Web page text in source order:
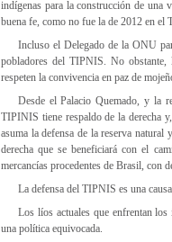
indígenas para la construcción de una
buena fe, como no fue la de 2012 en el
Incluso el Delegado de la ONU
pobladores del TIPNIS. No obstante,
respeten la convivencia en paz de
Desde el Palacio Quemado, y la
TIPINIS tiene respaldo de la derecha
asuma la defensa de la reserva natural
derecha que se beneficiará con el
mercancías procedentes de Brasil, con
La defensa del TIPNIS es una
Los líos actuales que enfrentan los
una política equivocada.